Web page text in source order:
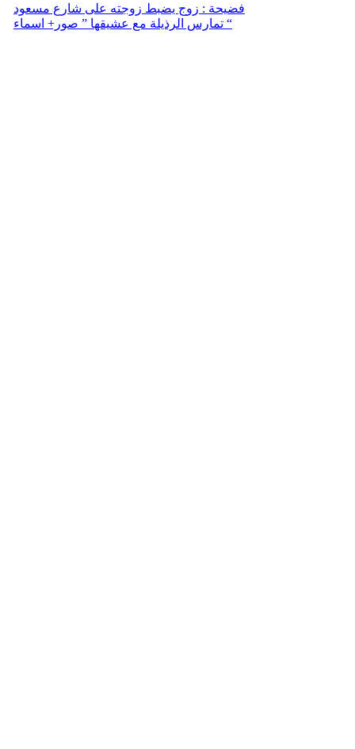
فضيحة : زوج يضبط زوجته على شارع مسعود
تمارس الرذيلة مع عشيقها ” صور+ اسماء “